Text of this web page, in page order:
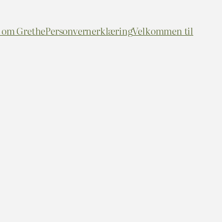
GrethePersonvernerklæringVelkommen til